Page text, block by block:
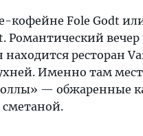
кофейне Fole Godt
Романтический
ресторан
Именно там
— обжаренные